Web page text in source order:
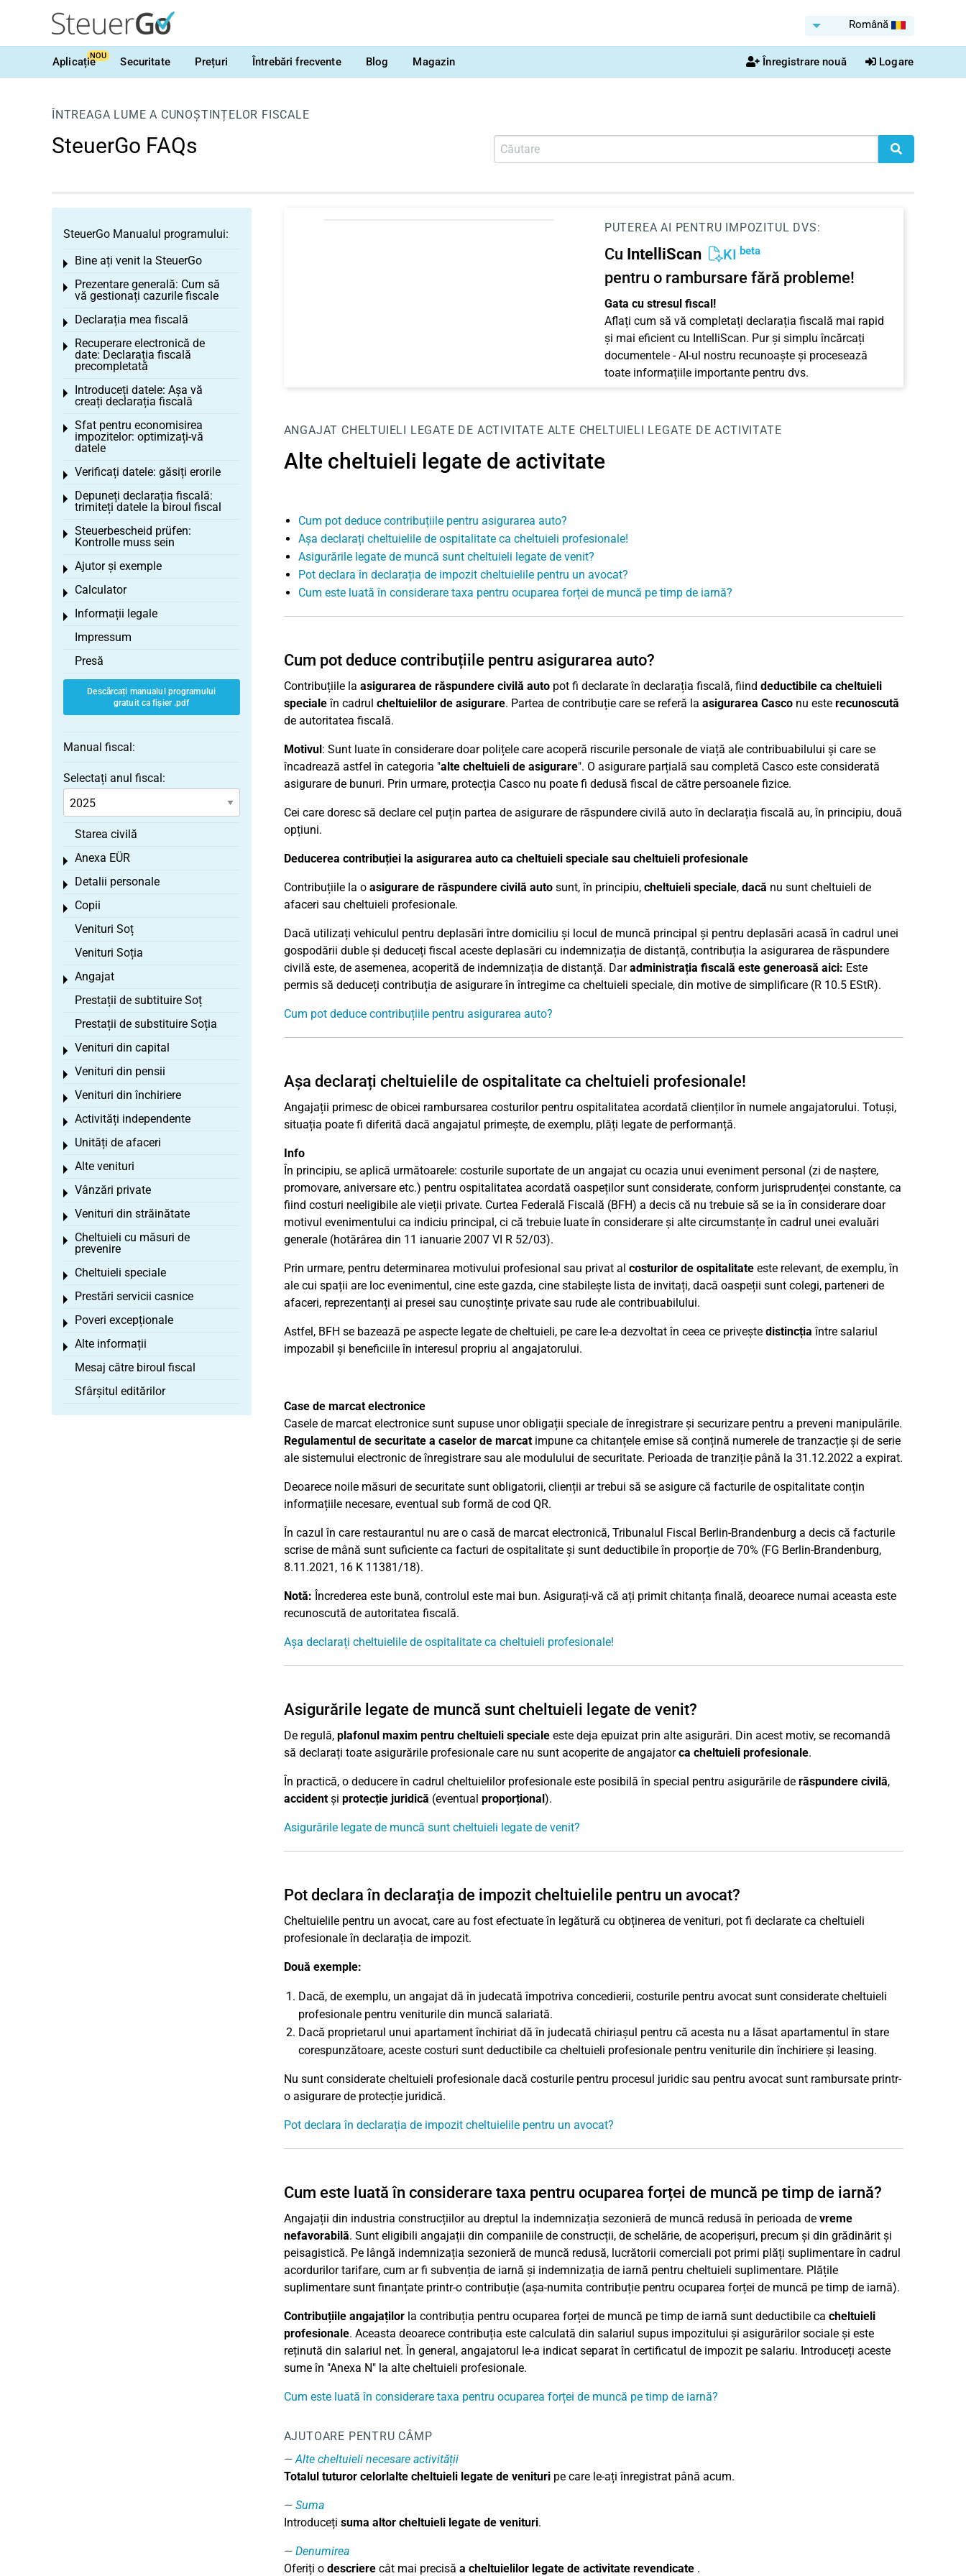
Română
AplicațieNOU Securitate Prețuri Întrebări frecvente Blog Magazin Înregistrare nouă Logare
ÎNTREAGA LUME A CUNOȘTINȚELOR FISCALE
SteuerGo FAQs
PUTEREA AI PENTRU IMPOZITUL DVS:
Cu IntelliScan KI beta
pentru o rambursare fără probleme!
Gata cu stresul fiscal!
Aflați cum să vă completați declarația fiscală mai rapid
și mai eficient cu IntelliScan. Pur și simplu încărcați
documentele - AI-ul nostru recunoaște și procesează
toate informațiile importante pentru dvs.
ANGAJAT CHELTUIELI LEGATE DE ACTIVITATE ALTE CHELTUIELI LEGATE DE ACTIVITATE
Alte cheltuieli legate de activitate
Cum pot deduce contribuțiile pentru asigurarea auto?
Așa declarați cheltuielile de ospitalitate ca cheltuieli profesionale!
Asigurările legate de muncă sunt cheltuieli legate de venit?
Pot declara în declarația de impozit cheltuielile pentru un avocat?
Cum este luată în considerare taxa pentru ocuparea forței de muncă pe timp de iarnă?
Cum pot deduce contribuțiile pentru asigurarea auto?
Contribuțiile la asigurarea de răspundere civilă autopot fi declarate în declarația fiscală, fiind deductibile ca cheltuieli
specialeîn cadrul cheltuielilor de asigurare. Partea de contribuție care se referă la asigurarea Casconu este recunoscută
de autoritatea fiscală.
Motivul: Sunt luate în considerare doar polițele care acoperă riscurile personale de viață ale contribuabilului și care se
încadrează astfel în categoria "alte cheltuieli de asigurare". O asigurare parțială sau completă Casco este considerată
asigurare de bunuri. Prin urmare, protecția Casco nu poate fi dedusă fiscal de către persoanele fizice.
Cei care doresc să declare cel puțin partea de asigurare de răspundere civilă auto în declarația fiscală au, în principiu, două
opțiuni.
Deducerea contribuției la asigurarea auto ca cheltuieli speciale sau cheltuieli profesionale
Contribuțiile la o asigurare de răspundere civilă autosunt, în principiu, cheltuieli speciale, dacă nu sunt cheltuieli de
afaceri sau cheltuieli profesionale.
Dacă utilizați vehiculul pentru deplasări între domiciliu și locul de muncă principal și pentru deplasări acasă în cadrul unei
gospodării duble și deduceți fiscal aceste deplasări cu indemnizația de distanță, contribuția la asigurarea de răspundere
civilă este, de asemenea, acoperită de indemnizația de distanță. Daradministrația fiscală este generoasă aici: Este
permis să deduceți contribuția de asigurare în întregime ca cheltuieli speciale, din motive de simplificare (R 10.5 EStR).
Cum pot deduce contribuțiile pentru asigurarea auto?
Așa declarați cheltuielile de ospitalitate ca cheltuieli profesionale!
Angajații primesc de obicei rambursarea costurilor pentru ospitalitatea acordată clienților în numele angajatorului. Totuși,
situația poate fi diferită dacă angajatul primește, de exemplu, plăți legate de performanță.
Info
În principiu, se aplică următoarele: costurile suportate de un angajat cu ocazia unui eveniment personal (zi de naștere,
promovare, aniversare etc.) pentru ospitalitatea acordată oaspeților sunt considerate, conform jurisprudenței constante, ca
fiind costuri neeligibile ale vieții private. Curtea Federală Fiscală (BFH) a decis că nu trebuie să se ia în considerare doar
motivul evenimentului ca indiciu principal, ci că trebuie luate în considerare și alte circumstanțe în cadrul unei evaluări
generale (hotărârea din 11 ianuarie 2007 VI R 52/03).
Prin urmare, pentru determinarea motivului profesional sau privat al costurilor de ospitalitateeste relevant, de exemplu, în
ale cui spații are loc evenimentul, cine este gazda, cine stabilește lista de invitați, dacă oaspeții sunt colegi, parteneri de
afaceri, reprezentanți ai presei sau cunoștințe private sau rude ale contribuabilului.
Astfel, BFH se bazează pe aspecte legate de cheltuieli, pe care le-a dezvoltat în ceea ce privește distincția între salariul
impozabil și beneficiile în interesul propriu al angajatorului.
Case de marcat electronice
Casele de marcat electronice sunt supuse unor obligații speciale de înregistrare și securizare pentru a preveni manipulările.
Regulamentul de securitate a caselor de marcatimpune ca chitanțele emise să conțină numerele de tranzacție și de serie
ale sistemului electronic de înregistrare sau ale modulului de securitate. Perioada de tranziție până la 31.12.2022 a expirat.
Deoarece noile măsuri de securitate sunt obligatorii, clienții ar trebui să se asigure că facturile de ospitalitate conțin
informațiile necesare, eventual sub formă de cod QR.
În cazul în care restaurantul nu are o casă de marcat electronică, Tribunalul Fiscal Berlin-Brandenburg a decis că facturile
scrise de mână sunt suficiente ca facturi de ospitalitate și sunt deductibile în proporție de 70% (FG Berlin-Brandenburg,
8.11.2021, 16 K 11381/18).
Notă: Încrederea este bună, controlul este mai bun. Asigurați-vă că ați primit chitanța finală, deoarece numai aceasta este
recunoscută de autoritatea fiscală.
Așa declarați cheltuielile de ospitalitate ca cheltuieli profesionale!
Asigurările legate de muncă sunt cheltuieli legate de venit?
De regulă, plafonul maxim pentru cheltuieli specialeeste deja epuizat prin alte asigurări. Din acest motiv, se recomandă
să declarați toate asigurările profesionale care nu sunt acoperite de angajatorca cheltuieli profesionale.
În practică, o deducere în cadrul cheltuielilor profesionale este posibilă în special pentru asigurările de răspundere civilă,
accidentși protecție juridică (eventual proporțional).
Asigurările legate de muncă sunt cheltuieli legate de venit?
Pot declara în declarația de impozit cheltuielile pentru un avocat?
Cheltuielile pentru un avocat, care au fost efectuate în legătură cu obținerea de venituri, pot fi declarate ca cheltuieli
profesionale în declarația de impozit.
Două exemple:
Dacă, de exemplu, un angajat dă în judecată împotriva concedierii, costurile pentru avocat sunt considerate cheltuieli
profesionale pentru veniturile din muncă salariată.
Dacă proprietarul unui apartament închiriat dă în judecată chiriașul pentru că acesta nu a lăsat apartamentul în stare
corespunzătoare, aceste costuri sunt deductibile ca cheltuieli profesionale pentru veniturile din închiriere și leasing.
Nu sunt considerate cheltuieli profesionale dacă costurile pentru procesul juridic sau pentru avocat sunt rambursate printr-
o asigurare de protecție juridică.
Pot declara în declarația de impozit cheltuielile pentru un avocat?
Cum este luată în considerare taxa pentru ocuparea forței de muncă pe timp de iarnă?
Angajații din industria construcțiilor au dreptul la indemnizația sezonieră de muncă redusă în perioada de vreme
nefavorabilă. Sunt eligibili angajații din companiile de construcții, de schelărie, de acoperișuri, precum și din grădinărit și
peisagistică. Pe lângă indemnizația sezonieră de muncă redusă, lucrătorii comerciali pot primi plăți suplimentare în cadrul
acordurilor tarifare, cum ar fi subvenția de iarnă și indemnizația de iarnă pentru cheltuieli suplimentare. Plățile
suplimentare sunt finanțate printr-o contribuție (așa-numita contribuție pentru ocuparea forței de muncă pe timp de iarnă).
Contribuțiile angajațilorla contribuția pentru ocuparea forței de muncă pe timp de iarnă sunt deductibile ca cheltuieli
profesionale. Aceasta deoarece contribuția este calculată din salariul supus impozitului și asigurărilor sociale și este
reținută din salariul net. În general, angajatorul le-a indicat separat în certificatul de impozit pe salariu. Introduceți aceste
sume în "Anexa N" la alte cheltuieli profesionale.
Cum este luată în considerare taxa pentru ocuparea forței de muncă pe timp de iarnă?
AJUTOARE PENTRU CÂMP
Alte cheltuieli necesare activității
Totalul tuturor celorlalte cheltuieli legate de venituri pe care le-ați înregistrat până acum.
Suma
Introduceți suma altor cheltuieli legate de venituri.
Denumirea
Oferiți o descrierecât mai precisă a cheltuielilor legate de activitate revendicate.
SteuerGo Manualul programului:
Bine ați venit la SteuerGo
Toggle menu
Prezentare generală: Cum să
vă gestionați cazurile fiscale
Toggle menu
Declarația mea fiscală
Toggle menu
Recuperare electronică de
date: Declarația fiscală
precompletată
Toggle menu
Introduceți datele: Așa vă
creați declarația fiscală
Toggle menu
Sfat pentru economisirea
impozitelor: optimizați-vă
datele
Toggle menu
Verificați datele: găsiți erorile
Toggle menu
Depuneți declarația fiscală:
trimiteți datele la biroul fiscal
Toggle menu
Steuerbescheid prüfen:
Kontrolle muss sein
Toggle menu
Ajutor și exemple
Toggle menu
Calculator
Toggle menu
Informații legale
Toggle menu
Impressum
Presă
Descărcați manualul programului
gratuit ca fișier .pdf
Manual fiscal:
Selectați anul fiscal:
Starea civilă
Anexa EÜR
Toggle menu
Detalii personale
Toggle menu
Copii
Toggle menu
Venituri Soț
Venituri Soția
Angajat
Toggle menu
Prestații de subtituire Soț
Prestații de substituire Soția
Venituri din capital
Toggle menu
Venituri din pensii
Toggle menu
Venituri din închiriere
Toggle menu
Activități independente
Toggle menu
Unități de afaceri
Toggle menu
Alte venituri
Toggle menu
Vânzări private
Toggle menu
Venituri din străinătate
Toggle menu
Cheltuieli cu măsuri de
prevenire
Toggle menu
Cheltuieli speciale
Toggle menu
Prestări servicii casnice
Toggle menu
Poveri excepționale
Toggle menu
Alte informații
Toggle menu
Mesaj către biroul fiscal
Sfârșitul editărilor